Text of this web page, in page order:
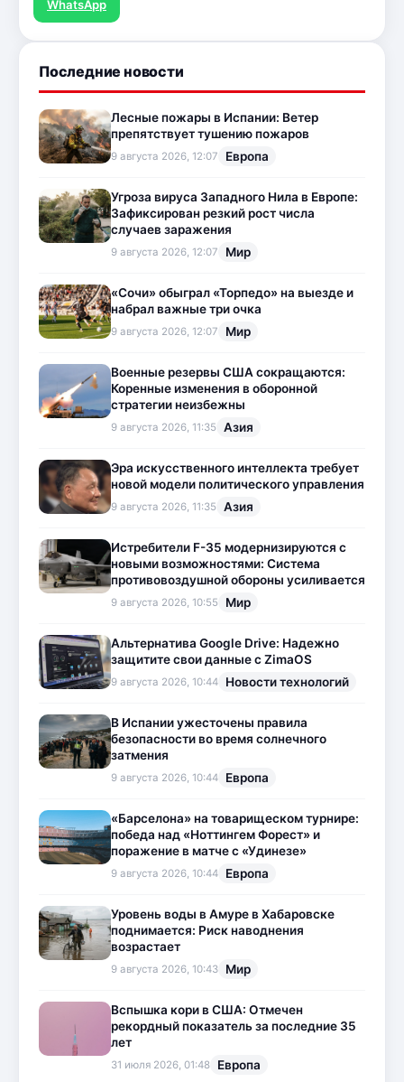
WhatsApp
Последние новости
Лесные пожары в Испании: Ветер
препятствует тушению пожаров
9 августа 2026, 12:07 Европа
Угроза вируса Западного Нила в Европе:
Зафиксирован резкий рост числа
случаев заражения
9 августа 2026, 12:07 Мир
«Сочи» обыграл «Торпедо» на выезде и
набрал важные три очка
9 августа 2026, 12:07 Мир
Военные резервы США сокращаются:
Коренные изменения в оборонной
стратегии неизбежны
9 августа 2026, 11:35 Азия
Эра искусственного интеллекта требует
новой модели политического управления
9 августа 2026, 11:35 Азия
Истребители F-35 модернизируются с
новыми возможностями: Система
противовоздушной обороны усиливается
9 августа 2026, 10:55 Мир
Альтернатива Google Drive: Надежно
защитите свои данные с ZimaOS
9 августа 2026, 10:44 Новости технологий
В Испании ужесточены правила
безопасности во время солнечного
затмения
9 августа 2026, 10:44 Европа
«Барселона» на товарищеском турнире:
победа над «Ноттингем Форест» и
поражение в матче с «Удинезе»
9 августа 2026, 10:44 Европа
Уровень воды в Амуре в Хабаровске
поднимается: Риск наводнения
возрастает
9 августа 2026, 10:43 Мир
Вспышка кори в США: Отмечен
рекордный показатель за последние 35
лет
31 июля 2026, 01:48 Европа